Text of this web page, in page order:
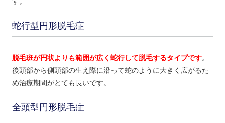
蛇行型円形脱毛症
脱毛班が円状よりも範囲が広く蛇行して脱毛するタイプです。
後頭部から側頭部の生え際に沿って蛇のように大きく広がるた
め治療期間がとても長いです。
全頭型円形脱毛症